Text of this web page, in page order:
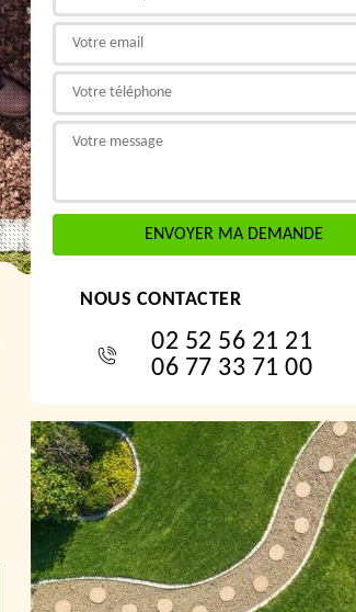
NOUS CONTACTER
02 52 56 21 21
06 77 33 71 00